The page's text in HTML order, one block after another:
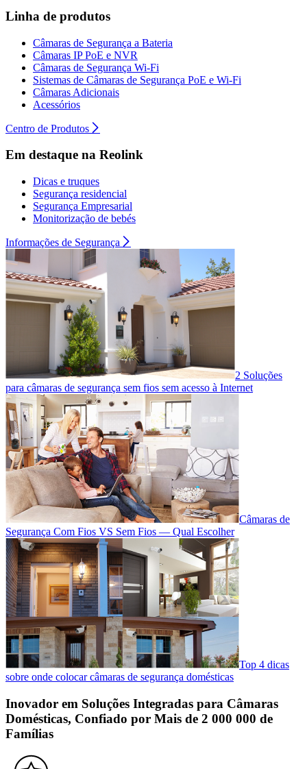
Linha de produtos
Câmaras de Segurança a Bateria
Câmaras IP PoE e NVR
Câmaras de Segurança Wi-Fi
Sistemas de Câmaras de Segurança PoE e Wi-Fi
Câmaras Adicionais
Acessórios
Centro de Produtos
Em destaque na Reolink
Dicas e truques
Segurança residencial
Segurança Empresarial
Monitorização de bebés
Informações de Segurança
2 Soluções
para câmaras de segurança sem fios sem acesso à Internet
Câmaras de
Segurança Com Fios VS Sem Fios — Qual Escolher
Top 4 dicas
sobre onde colocar câmaras de segurança domésticas
Inovador em Soluções Integradas para Câmaras
Domésticas, Confiado por Mais de 2 000 000 de
Famílias